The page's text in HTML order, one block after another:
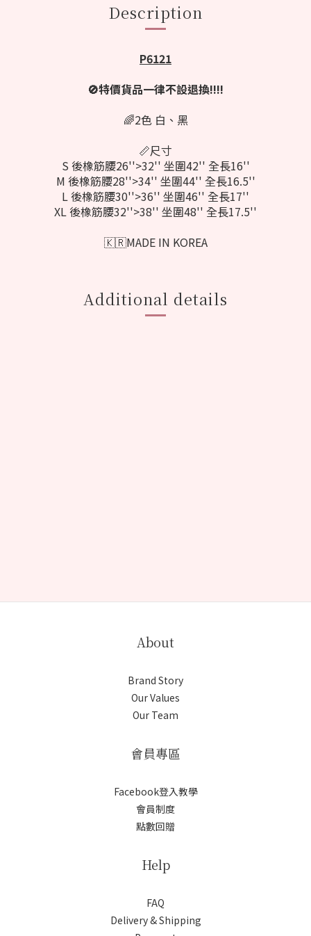
Description
P6121
🚫特價貨品一律不設退換‼️‼️
🌈2色 白、黑
📏尺寸
S 後橡筋腰26''>32'' 坐圍42'' 全長16''
M 後橡筋腰28''>34'' 坐圍44'' 全長16.5''
L後橡筋腰30''>36'' 坐圍46'' 全長17''
XL後橡筋腰32''>38'' 坐圍48'' 全長17.5''
🇰🇷MADE IN KOREA
Additional details
About
Brand Story
Our Values
Our Team
會員專區
Facebook登入教學
會員制度
點數回贈
Help
FAQ
Delivery & Shipping